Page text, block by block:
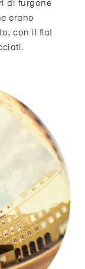
di furgone
erano
con il flat